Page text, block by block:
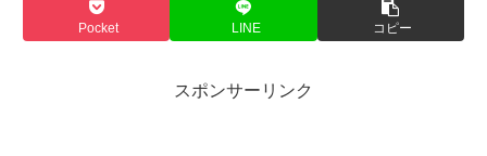
Pocket LINE コピー
スポンサーリンク